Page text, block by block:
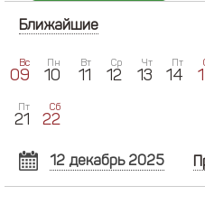
Ближайшие
Вс
09
Пн
10
Вт
11
Ср
12
Чт
13
Пт
14
Пт
21
Сб
22
12 декабрь 2025